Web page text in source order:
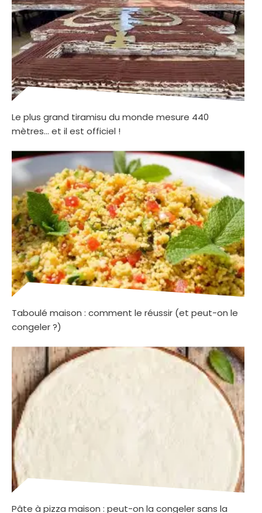
Le plus grand tiramisu du monde mesure 440
mètres… et il est officiel !
Taboulé maison : comment le réussir (et peut-on le
congeler ?)
Pâte à pizza maison : peut-on la congeler sans la